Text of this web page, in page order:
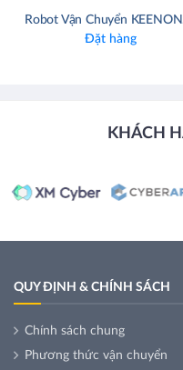
Đặt hàng
KHÁCH
QUY ĐỊNH & CHÍNH SÁCH
Chính sách chung
Phương thức vận chuyển